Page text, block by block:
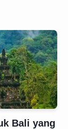
Bali yang